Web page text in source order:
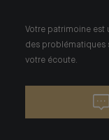
Votre patrimoine est
des problématiques
votre écoute.